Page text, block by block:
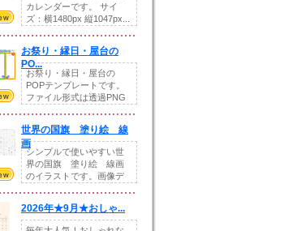
カレンダーです。 サイ
ズ：横1480px 縦1047px...
お祭り・縁日・屋台の
PO...
お祭り・縁日・屋台の
POPテンプレートです。
ファイル形式は透過PNG
世界の国旗 塗り絵 線
画
シンプルで使いやすい世
界の国旗 塗り絵 線画
のイラストです。画像デ
2026年★9月★おしゃ...